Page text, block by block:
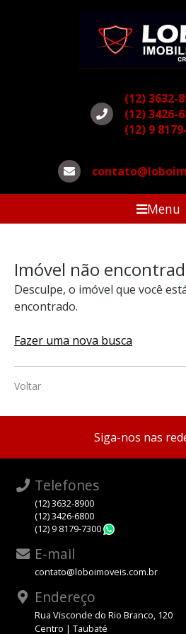
(12) 3632-
(12) 3426-
(12) 9
Menu
Imóvel não
Desculpe, o imóvel que você
encontrado.
Fazer uma nova busca
Voltar
Siga-nos nas
Telefones
(12) 3632-8900
(12) 3426-6800
(12) 9 8179-7300
E-mail
contato@loboimoveis.com.br
Endereço
Rua Visconde do Rio Branco, 120
Centro | Taubaté